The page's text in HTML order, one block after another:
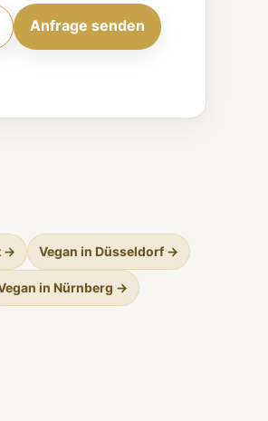
Anfrage senden
→ Vegan in Düsseldorf →
in Nürnberg →